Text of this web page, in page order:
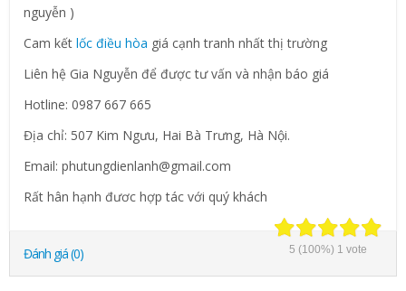
nguyễn )
Cam kết lốc điều hòa giá cạnh tranh nhất thị trường
Liên hệ Gia Nguyễn để được tư vấn và nhận báo giá
Hotline: 0987 667 665
Địa chỉ: 507 Kim Ngưu, Hai Bà Trưng, Hà Nội.
Email: phutungdienlanh@gmail.com
Rất hân hạnh đươc hợp tác với quý khách
5 (100%) 1 vote
Đánh giá (0)